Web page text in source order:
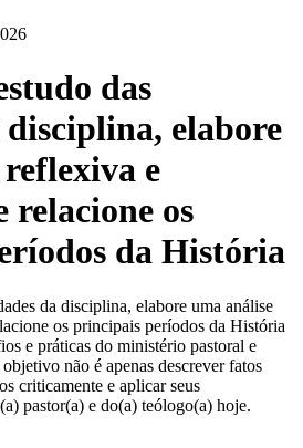
das
elabore
e
relacione os
da História
da disciplina, elabore uma análise
os principais períodos da História
e práticas do ministério pastoral e
não é apenas descrever fatos
criticamente e aplicar seus
pastor(a) e do(a) teólogo(a) hoje.